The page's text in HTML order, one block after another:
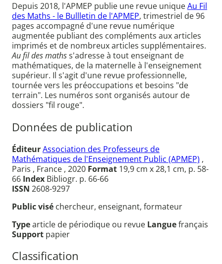
Depuis 2018, l'APMEP publie une revue uniqueAu Fil
des Maths - le Bullletin de l'APMEP, trimestriel de 96
pages accompagné d'une revue numérique
augmentée publiant des compléments aux articles
imprimés et de nombreux articles supplémentaires.
Au fil des mathss'adresse à tout enseignant de
mathématiques, de la maternelle à l'enseignement
supérieur. Il s'agit d'une revue professionnelle,
tournée vers les préoccupations et besoins "de
terrain". Les numéros sont organisés autour de
dossiers "fil rouge".
Données de publication
ÉditeurAssociation des Professeurs de
Mathématiques de l'Enseignement Public (APMEP) ,
Paris , France , 2020 Format 19,9 cm x 28,1 cm, p. 58-
66 Index Bibliogr. p. 66-66
ISSN 2608-9297
Public visé chercheur, enseignant, formateur
Typearticle de périodique ou revue Languefrançais
Support papier
Classification